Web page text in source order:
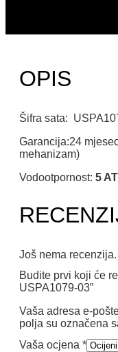
OPIS
Šifra sata:
Garancija:24
mehanizam)
Vodootpornost: 5
Još nema recenzija.
Budite prvi koji će
USPA1079-03”
Vaša adresa e-
polja su označena
Vaša ocjena *